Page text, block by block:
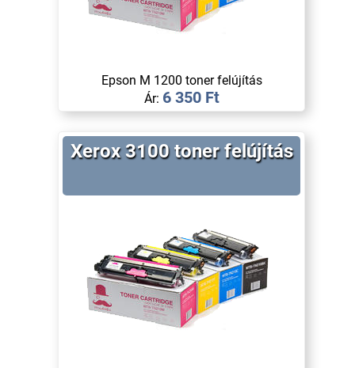
Epson M 1200 toner felújítás
Ár: 6 350 Ft
Xerox 3100 toner felújítás